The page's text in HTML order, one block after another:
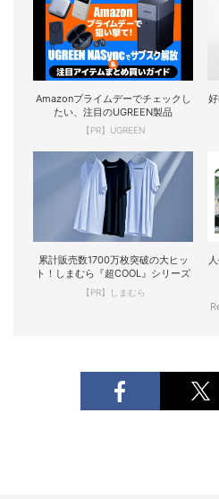
Amazonプライムデーでチェックし
たい、注目のUGREEN製品
【PR】UGREEN
累計販売数1700万枚突破の大ヒッ
ト！しまむら『超COOL』シリーズ
【PR】しまむら